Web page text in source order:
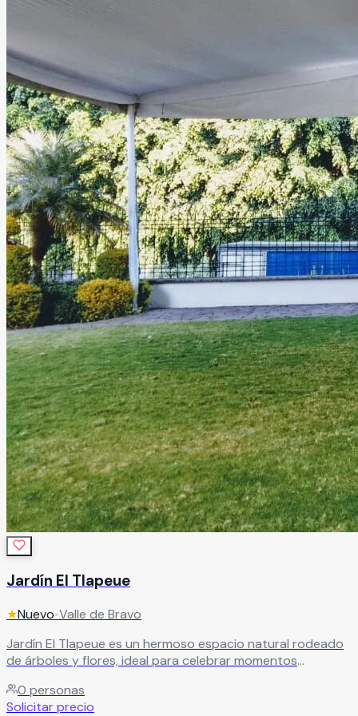
es un espacio creado para adaptarse a las necesidades y
estilo de cada celebración, cuidando cada detalle para
brindar ambientes únicos, acogedores y llenos de armonía.
Leer más
Jardín El Tlapeue
★Nuevo•Valle de Bravo
Jardín El Tlapeue es un hermoso espacio natural rodeado
de árboles y flores, ideal para celebrar momentos
naturaleza y encanto. Este precioso jardín ofrece el
escenario perfecto para bodas, XV años, aniversarios,
0 personas
Solicitar precio